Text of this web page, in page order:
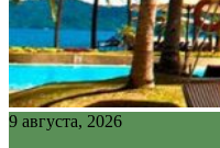
9 августа, 2026